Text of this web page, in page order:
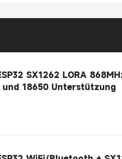
SX1262 LORA
18650 Unterstützung